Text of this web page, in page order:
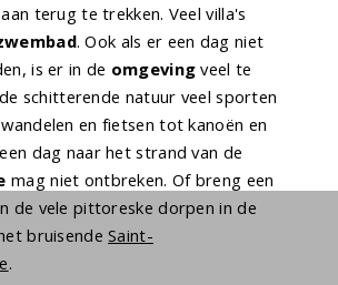
terug te trekken. Veel villa's
. Ook als er een dag niet
is er in de omgevingveel te
schitterende natuur veel sporten
en fietsen tot kanoën en
dag naar het strand van de
mag niet ontbreken. Of breng een
de vele pittoreske dorpen in de
bruisendeSaint-
.